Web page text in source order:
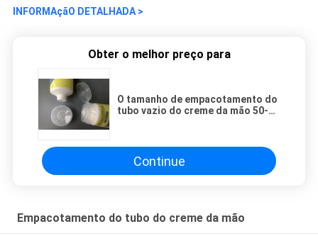
INFORMAçãO DETALHADA >
Obter o melhor preço para
O tamanho de empacotamento do
tubo vazio do creme da mão 50-
Continue
Empacotamento do tubo do creme da mão